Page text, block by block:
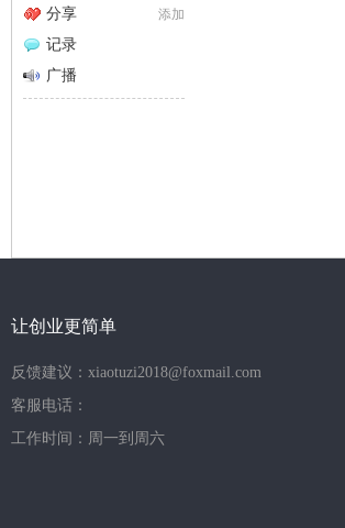
码
添加
分享
记录
广播
让创业更简单
反馈建议：xiaotuzi2018@foxmail.com
客服电话：
工作时间：周一到周六